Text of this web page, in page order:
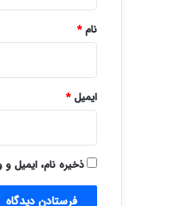
نام*
ایمیل*
ذخیره نام، ایمیل